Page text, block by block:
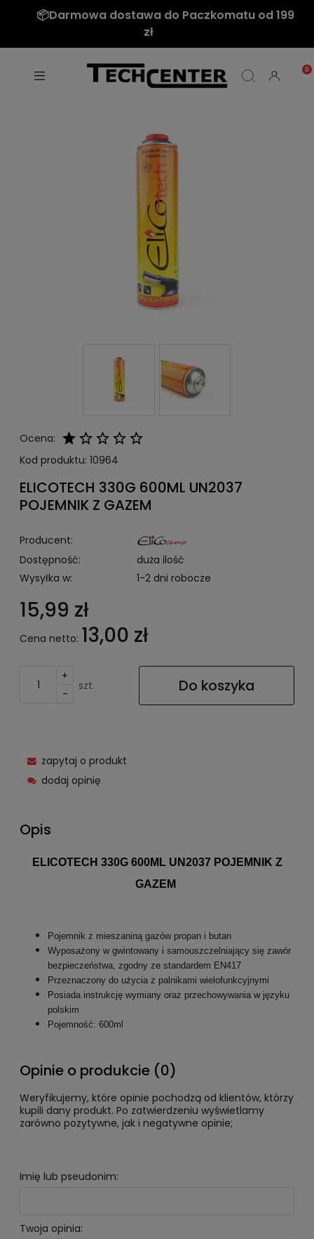
📦Darmowa dostawa do Paczkomatu od 199
zł
Ocena:
Kod produktu: 10964
ELICOTECH 330G 600ML UN2037
POJEMNIK Z GAZEM
Producent:
Dostępność:
duża ilość
Wysyłka w:
1-2 dni robocze
15,99 zł
Cena netto: 13,00 zł
+
-
szt. Do koszyka
zapytaj o produkt
dodaj opinię
Opis
ELICOTECH 330G 600ML UN2037 POJEMNIK Z
GAZEM
Pojemnik z mieszaniną gazów propan i butan
Wyposażony w gwintowany i samouszczelniający się zawór
bezpieczeństwa, zgodny ze standardem EN417
Przeznaczony do użycia z palnikami wielofunkcyjnymi
Posiada instrukcję wymiany oraz przechowywania w języku
polskim
Pojemność: 600ml
Opinie o produkcie (0)
Weryfikujemy, które opinie pochodzą od klientów, którzy
kupili dany produkt. Po zatwierdzeniu wyświetlamy
zarówno pozytywne, jak i negatywne opinie;
Imię lub pseudonim:
Twoja opinia: